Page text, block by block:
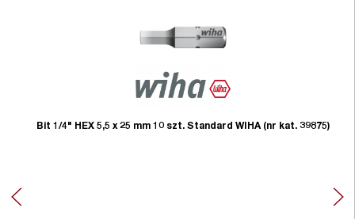
Bit 1/4" HEX 5,5 x 25 mm 10 szt. Standard WIHA (nr kat. 39875)